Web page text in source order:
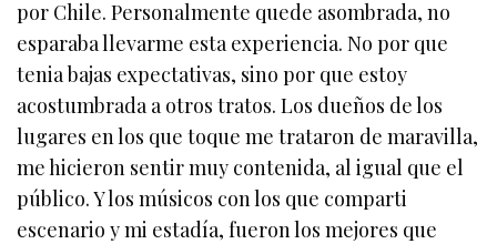
por Chile. Personalmente quede asombrada, no
esparaba llevarme esta experiencia. No por que
tenia bajas expectativas, sino por que estoy
acostumbrada a otros tratos. Los dueños de los
lugares en los que toque me trataron de maravilla,
me hicieron sentir muy contenida, al igual que el
público. Y los músicos con los que comparti
escenario y mi estadía, fueron los mejores que